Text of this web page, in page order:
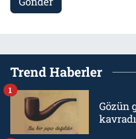
Trend Haberler
Gözün
1